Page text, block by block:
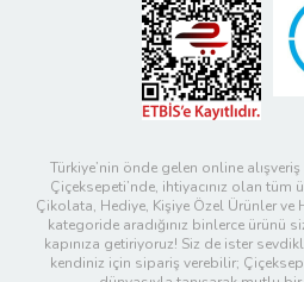
Türkiye’nin önde gelen online
Çiçeksepeti’nde, ihtiyacınız olan
Çikolata, Hediye, Kişiye Özel Ürünler ve
kategoride aradığınız binlerce ürünü
kapınıza getiriyoruz! Siz de ister
kendiniz için sipariş verebilir;